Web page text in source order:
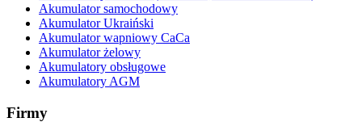
Akumulator samochodowy
Akumulator Ukraiński
Akumulator wapniowy CaCa
Akumulator żelowy
Akumulatory obsługowe
Akumulatory AGM
Firmy